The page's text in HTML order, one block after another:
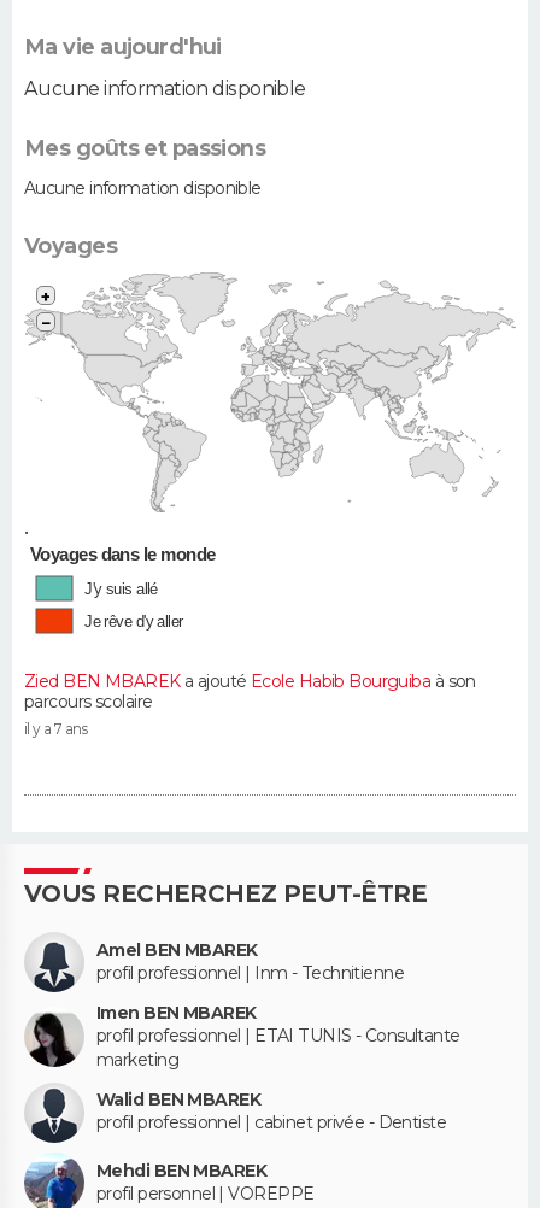
Ma vie aujourd'hui
Aucune information disponible
Mes goûts et passions
Aucune information disponible
Voyages
•
+
−
Voyages dans le monde
J'y suis allé
Je rêve d'y aller
Zied BEN MBAREKa ajouté Ecole Habib Bourguiba à son
parcours scolaire
il y a 7 ans
VOUS RECHERCHEZ PEUT-ÊTRE
Amel BEN MBAREK
profil professionnel | Inm - Technitienne
Imen BEN MBAREK
profil professionnel | ETAI TUNIS - Consultante
marketing
Walid BEN MBAREK
profil professionnel | cabinet privée - Dentiste
Mehdi BEN MBAREK
profil personnel | VOREPPE